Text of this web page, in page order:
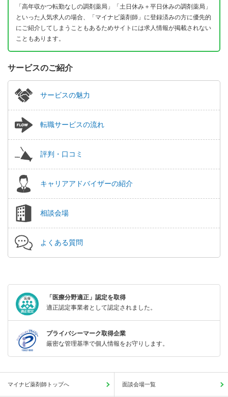
「高年収かつ転勤なしの調剤薬局」「土日休み＋平日休みの調剤薬局」
といった人気求人の場合、「マイナビ薬剤師」に登録済みの方に優先的
にご紹介してしまうこともあるためサイトには求人情報が掲載されない
こともあります。
サービスのご紹介
サービスの魅力
転職サービスの流れ
評判・口コミ
キャリアアドバイザーの紹介
相談会場
よくある質問
「医療分野適正」認定を取得
適正認定事業者として認定されました。
プライバシーマーク取得企業
厳密な管理基準で個人情報をお守りします。
マイナビ薬剤師トップへ 面談会場一覧